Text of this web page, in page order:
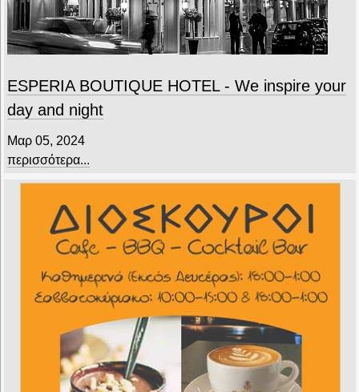
ESPERIA BOUTIQUE HOTEL - We inspire your
day and night
Μαρ 05, 2024
περισσότερα...